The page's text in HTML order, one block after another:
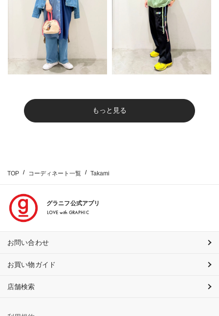
もっと見る
TOP コーディネート一覧 Takami
グラニフ公式アプリ
LOVE with GRAPHIC
お問い合わせ
お買い物ガイド
店舗検索